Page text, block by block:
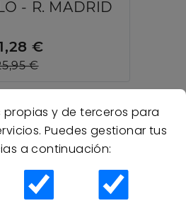
propias y de terceros para
Puedes gestionar tus
a continuación:
- R. MADRID
€
€
OFERTA